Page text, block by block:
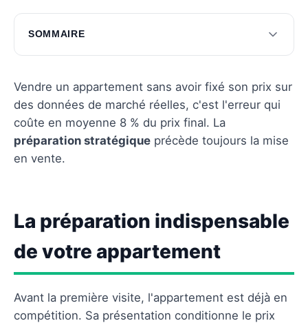
SOMMAIRE
La préparation indispensable de votre
Le juste prix pour votre appartement
La stratégie de promotion de votre bien
Questions fréquentes
Vendre un appartement sans avoir fixé son prix sur
des données de marché réelles, c'est l'erreur qui
coûte en moyenne 8 % du prix final. La
préparation stratégique précède toujours la mise
en vente.
La préparation indispensable
de votre appartement
Avant la première visite, l'appartement est déjà en
compétition. Sa présentation conditionne le prix